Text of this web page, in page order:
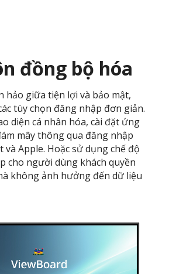
đồng bộ hóa
hảo giữa tiện lợi và bảo mật,
tùy chọn đăng nhập đơn giản.
diện cá nhân hóa, cài đặt ứng
mây thông qua đăng nhập
Apple. Hoặc sử dụng chế độ
cho người dùng khách quyền
không ảnh hưởng đến dữ liệu